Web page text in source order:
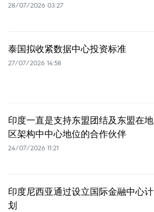
28/07/2026 03:27
泰国拟收紧数据中心投资标准
27/07/2026 14:58
印度一直是支持东盟团结及东盟在地
区架构中中心地位的合作伙伴
24/07/2026 11:21
印度尼西亚通过设立国际金融中心计
划